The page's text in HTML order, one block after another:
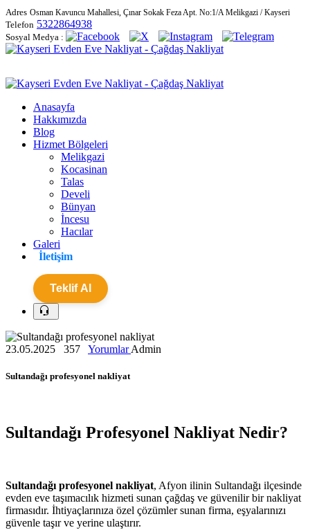
Adres Osman Kavuncu Mahallesi, Çınar Sokak Feza Apt. No:1/A Melikgazi / Kayseri
Telefon 5322864938
Sosyal Medya :
Anasayfa
Hakkımızda
Blog
Hizmet Bölgeleri
Melikgazi
Kocasinan
Talas
Develi
Bünyan
İncesu
Hacılar
Galeri
İletişim
Teklif Al
23.05.2025 357 YorumlarAdmin
Sultandağı profesyonel nakliyat
Sultandağı Profesyonel Nakliyat Nedir?
Sultandağı profesyonel nakliyat, Afyon ilinin Sultandağı ilçesinde
evden eve taşımacılık hizmeti sunan çağdaş ve güvenilir bir nakliyat
firmasıdır. İhtiyaçlarınıza özel çözümler sunan firma, eşyalarınızı
güvenle taşır ve yerine ulaştırır.